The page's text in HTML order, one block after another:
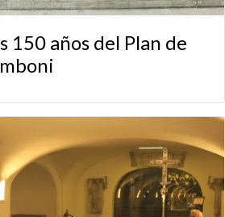
150 años del Plan de